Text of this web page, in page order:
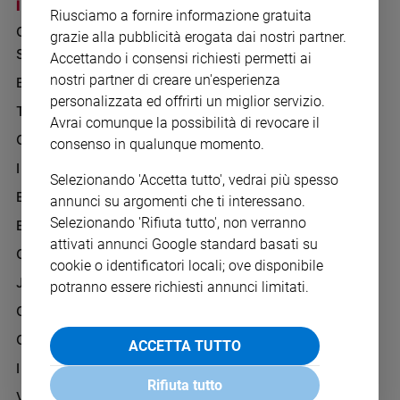
Chiesa
e
spiritualità
Devozione
e
fede
del
giorno
giorno
Società
e
I SITI SAN PAOLO
GRUPPO EDITORIALE
SAN PAOLO
BENESSERE
TELENOVA
GAZZETTA D'ALBA
IL GIORNALINO
EDICOLA SAN PAOLO
EDIZIONI SAN PAOLO
CREDERE
JESUS
GBABY
G-WEB
I LOVE ENGLISH JUNIOR
NOTE LEGALI
PRIVACY POLICY
INFORMATIVA
WHISTLEBLOWING
SOCIAL
Riusciamo a fornire informazione gratuita
grazie alla pubblicità erogata dai nostri partner.
Accettando i consensi richiesti permetti ai
nostri partner di creare un'esperienza
personalizzata ed offrirti un miglior servizio.
Avrai comunque la possibilità di revocare il
consenso in qualunque momento.
Selezionando 'Accetta tutto', vedrai più spesso
annunci su argomenti che ti interessano.
Selezionando 'Rifiuta tutto', non verranno
attivati annunci Google standard basati su
cookie o identificatori locali; ove disponibile
potranno essere richiesti annunci limitati.
ACCETTA TUTTO
Rifiuta tutto